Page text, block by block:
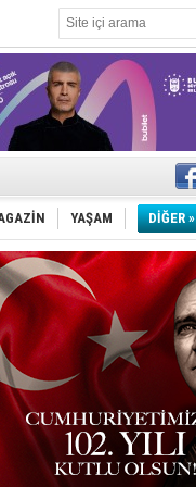
YAŞAM DİĞER »